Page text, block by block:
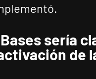
sería
de